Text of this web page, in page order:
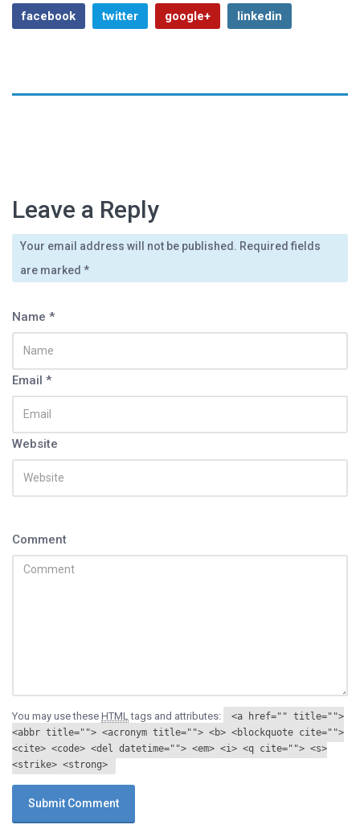
facebook twitter google+ linkedin
septiembre 16, 2011 Byadmin
El coro de la Asociación…
Las voces de una versión…
Leave a Reply
Your email address will not be published. Required fields
are marked *
Name *
Email *
Website
Comment
You may use these HTML tags and attributes:
<a href="" title="">
<abbr title=""> <acronym title=""> <b> <blockquote cite="">
<cite> <code> <del datetime=""> <em> <i> <q cite=""> <s>
<strike> <strong>